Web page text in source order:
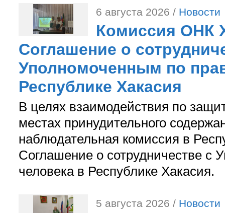
6 августа 2026 / Новости
Комиссия ОНК
Соглашение о
Уполномоченным по
Республике Хакасия
В целях взаимодействия по
местах принудительного
наблюдательная комиссия в
Соглашение о сотрудничестве с
человека в Республике Хакасия.
5 августа 2026 / Новости